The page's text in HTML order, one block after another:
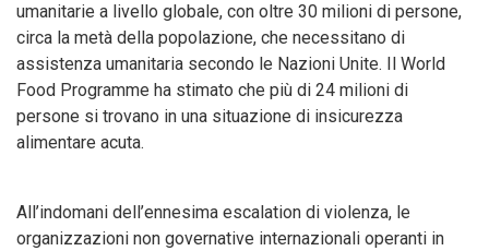
umanitarie a livello globale, con oltre 30 milioni di persone,
circa la metà della popolazione, che necessitano di
assistenza umanitaria secondo le Nazioni Unite. Il World
Food Programme ha stimato che più di 24 milioni di
persone si trovano in una situazione di insicurezza
alimentare acuta.
All’indomani dell’ennesima escalation di violenza, le
organizzazioni non governative internazionali operanti in